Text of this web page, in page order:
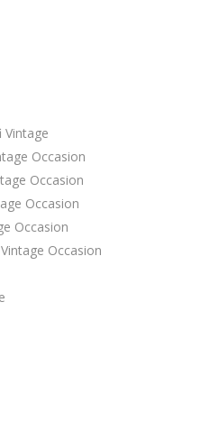
Vintage
Occasion
Occasion
Occasion
Occasion
Occasion